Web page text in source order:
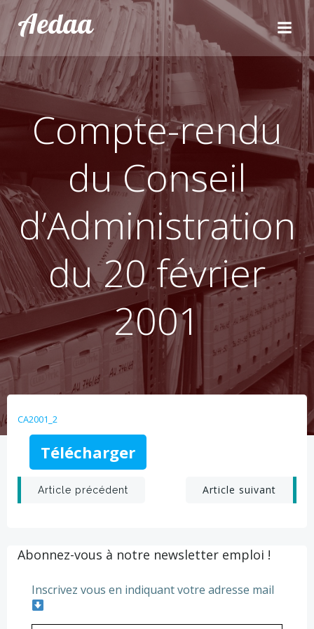
Aller
au
contenu
Aedaa
Compte-rendu
du Conseil
d’Administration
du 20 février
2001
CA2001_2
Télécharger
Post
Article précédent
PostArticle suivant
Abonnez-vous à notre newsletter emploi !
Inscrivez vous en indiquant votre adresse mail